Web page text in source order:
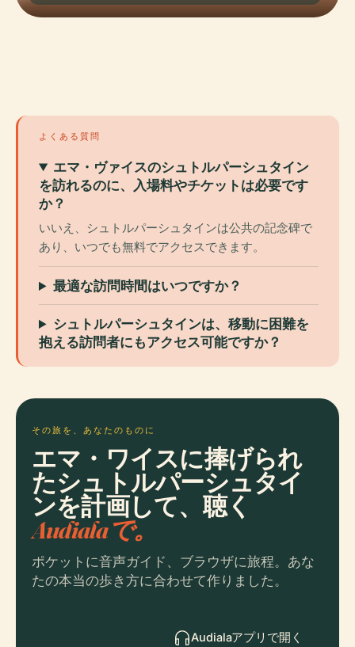
よくある質問
エマ・ヴァイスのシュトルパーシュタイン
を訪れるのに、入場料やチケットは必要です
か？
いいえ、シュトルパーシュタインは公共の記念碑で
あり、いつでも無料でアクセスできます。
最適な訪問時間はいつですか？
シュトルパーシュタインは、移動に困難を
抱える訪問者にもアクセス可能ですか？
その旅を、あなたのものに
エマ・ワイスに捧げられ
たシュトルパーシュタイ
ンを計画して、聴く
Audialaで。
ポケットに音声ガイド、ブラウザに旅程。あな
たの本当の歩き方に合わせて作りました。
Audialaアプリで開く